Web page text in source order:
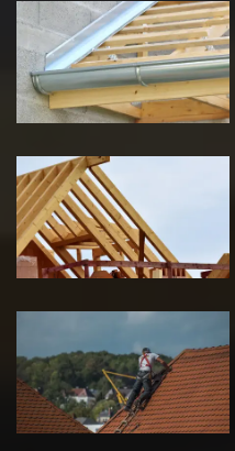
Pose de
Chéneau 39
Jura
Traitement de
charpente 39
Jura
Urgence fuite
de toiture 39
Jura